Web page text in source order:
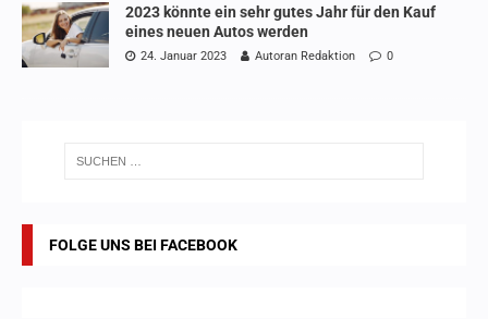
2023 könnte ein sehr gutes Jahr für den Kauf
eines neuen Autos werden
24. Januar 2023 Autoran Redaktion 0
FOLGE UNS BEI FACEBOOK